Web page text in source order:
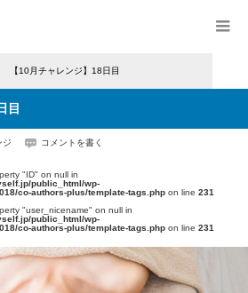
【10月チャレンジ】18日目
目
ジ コメントを書く
"ID" on null in
public_html/wp-
co-authors-plus/template-tags.php on line 231
"user_nicename" on null in
public_html/wp-
co-authors-plus/template-tags.php on line 231